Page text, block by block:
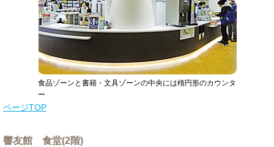
食品ゾーンと書籍・文具ゾーンの中央には楕円形のカウンタ
ー
ページTOP
響友館 食堂(2階)